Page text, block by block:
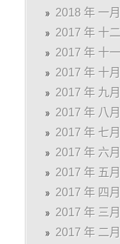
2018 年 一月
2017 年 十
2017 年 十
2017 年 十月
2017 年 九月
2017 年 八月
2017 年 七月
2017 年 六月
2017 年 五月
2017 年 四月
2017 年 三月
2017 年 二月